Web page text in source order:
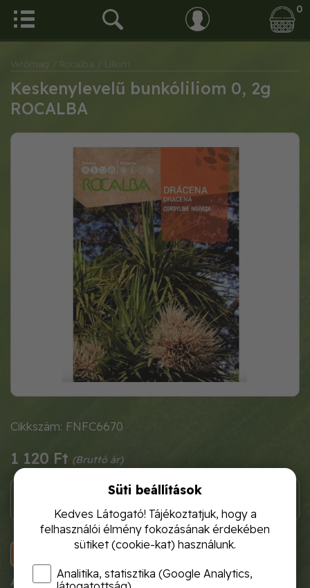
0
Vetőmag / Rocalba / Liliom
Keskenylevelű bunkóliliom 0, 2g
ROCALBA
Cikkszám: FNFC6670
1 120 Ft
KOSÁRBA
A termék átmenetileg nem rendelhető!
Süti beállítások
Kedves Látogató! Tájékoztatjuk, hogy a
felhasználói élmény fokozásának érdekében
sütiket (cookie-kat) használunk.
Analitika, statisztika (Google Analytics,